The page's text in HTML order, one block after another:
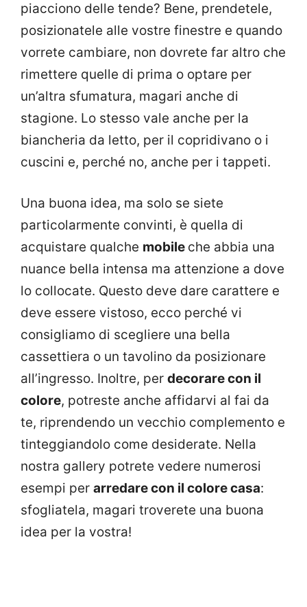
piacciono delle tende? Bene, prendetele,
posizionatele alle vostre finestre e quando
vorrete cambiare, non dovrete far altro che
rimettere quelle di prima o optare per
un’altra sfumatura, magari anche di
stagione. Lo stesso vale anche per la
biancheria da letto, per il copridivano o i
cuscini e, perché no, anche per i tappeti.
Una buona idea, ma solo se siete
particolarmente convinti, è quella di
acquistare qualche mobile che abbia una
nuance bella intensa ma attenzione a dove
lo collocate. Questo deve dare carattere e
deve essere vistoso, ecco perché vi
consigliamo di scegliere una bella
cassettiera o un tavolino da posizionare
all’ingresso. Inoltre, per decorare con il
colore, potreste anche affidarvi al fai da
te, riprendendo un vecchio complemento e
tinteggiandolo come desiderate. Nella
nostra gallery potrete vedere numerosi
esempi per arredare con il colore casa:
sfogliatela, magari troverete una buona
idea per la vostra!